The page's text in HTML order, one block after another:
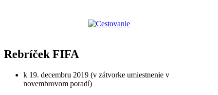
Rebríček FIFA
k 19. decembru 2019 (v zátvorke umiestnenie v
novembrovom poradí)